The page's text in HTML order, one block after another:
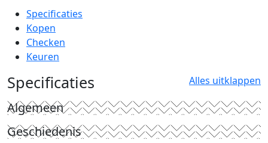
Specificaties
Kopen
Checken
Keuren
Specificaties Alles uitklappen
Algemeen
Geschiedenis